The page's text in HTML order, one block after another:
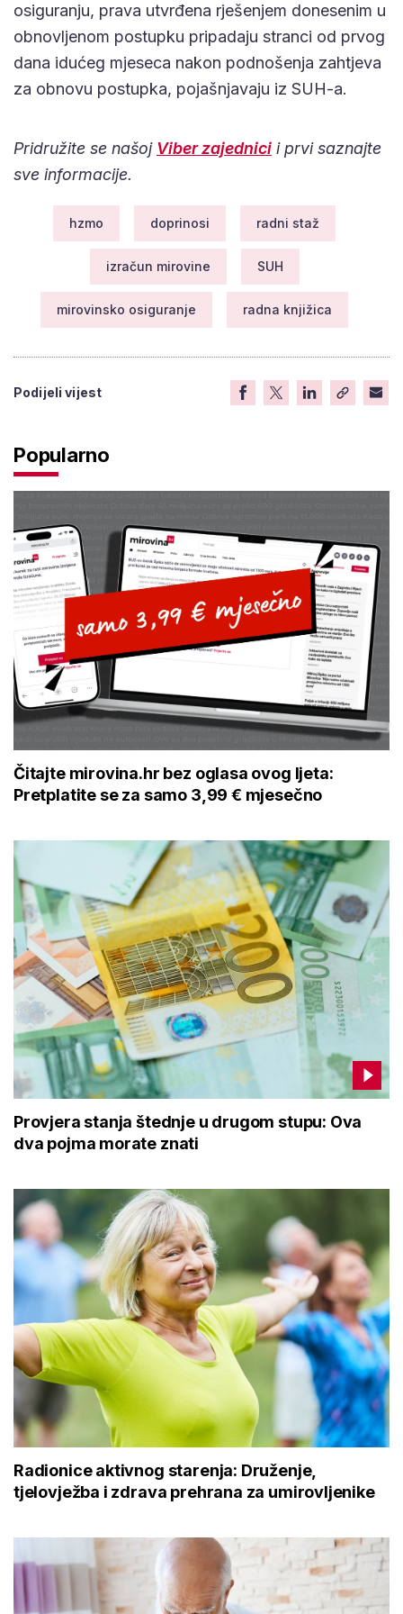
osiguranju, prava utvrđena rješenjem donesenim u
obnovljenom postupku pripadaju stranci od prvog
dana idućeg mjeseca nakon podnošenja zahtjeva
za obnovu postupka, pojašnjavaju iz SUH-a.
Pridružite se našoj Viber zajednici i prvi saznajte
sve informacije.
hzmo doprinosi radni staž
izračun mirovine SUH
mirovinsko osiguranje radna knjižica
Podijeli vijest
Popularno
Čitajte mirovina.hr bez oglasa ovog ljeta:
Pretplatite se za samo 3,99 € mjesečno
Provjera stanja štednje u drugom stupu: Ova
dva pojma morate znati
Radionice aktivnog starenja: Druženje,
tjelovježba i zdrava prehrana za umirovljenike